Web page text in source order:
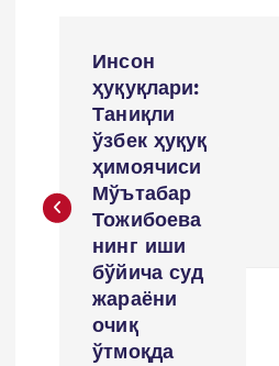
t
Инсон
ҳуқуқлари:
Таниқли
ўзбек ҳуқуқ
ҳимоячиси
Мўътабар
Тожибоева
нинг иши
бўйича суд
жараёни
очиқ
ўтмоқда